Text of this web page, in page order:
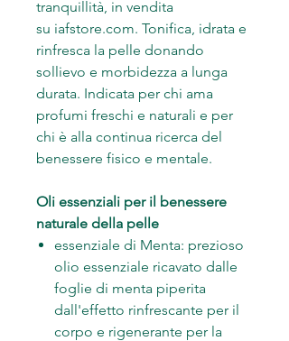
tranquillità, in vendita
su iafstore.com. Tonifica, idrata e
rinfresca la pelle donando
sollievo e morbidezza a lunga
durata. Indicata per chi ama
profumi freschi e naturali e per
chi è alla continua ricerca del
benessere fisico e mentale.
Oli essenziali per il benessere
naturale della pelle
essenziale di Menta: prezioso
olio essenziale ricavato dalle
foglie di menta piperita
dall'effetto rinfrescante per il
corpo e rigenerante per la